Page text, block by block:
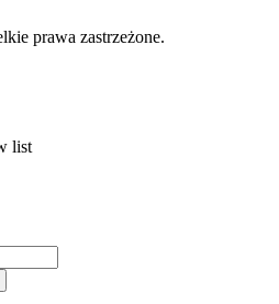
prawa zastrzeżone.
list